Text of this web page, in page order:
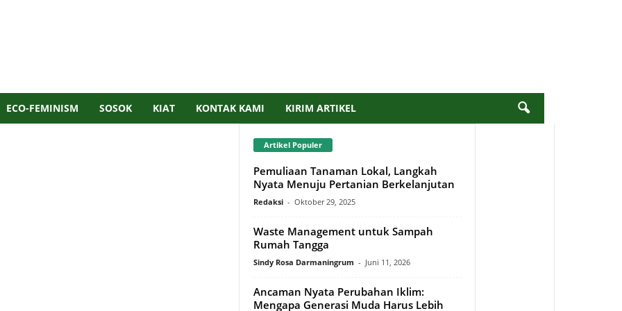
ECO-FEMINISM SOSOK KIAT KONTAK KAMI KIRIM ARTIKEL
Artikel Populer
Pemuliaan Tanaman Lokal, Langkah
Nyata Menuju Pertanian Berkelanjutan
Redaksi - Oktober 29, 2025
Waste Management untuk Sampah
Rumah Tangga
Sindy Rosa Darmaningrum - Juni 11, 2026
Ancaman Nyata Perubahan Iklim:
Mengapa Generasi Muda Harus Lebih